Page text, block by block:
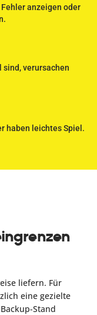
anzeigen oder
sind, verursachen
haben leichtes Spiel.
liefern. Für
eine gezielte
Stand